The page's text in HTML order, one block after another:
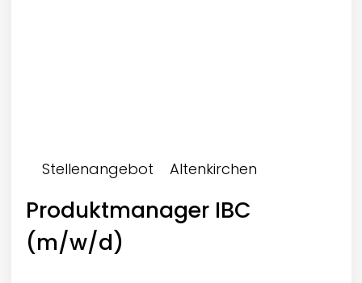
Stellenangebot Altenkirchen
Produktmanager IBC
(m/w/d)